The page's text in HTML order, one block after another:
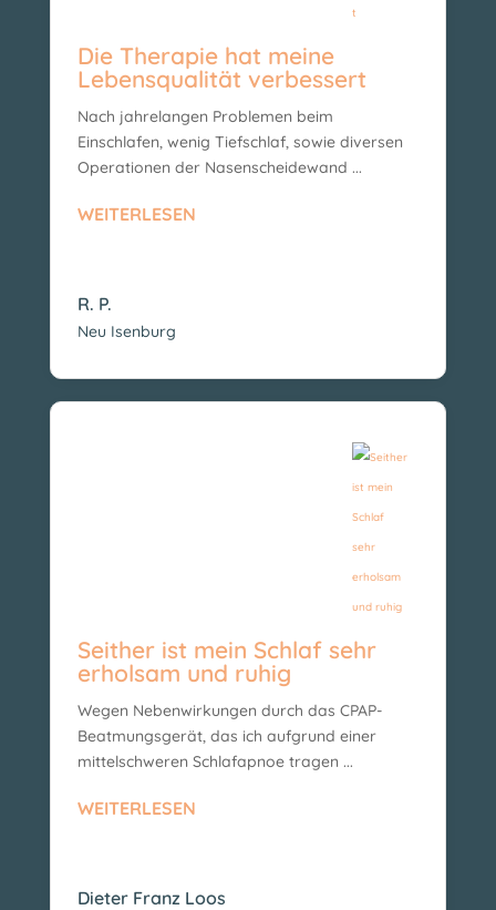
Die Therapie hat meine
Lebensqualität verbessert
Nach jahrelangen Problemen beim
Einschlafen, wenig Tiefschlaf, sowie diversen
Operationen der Nasenscheidewand ...
WEITERLESEN
R. P.
Neu Isenburg
Seither ist mein Schlaf sehr
erholsam und ruhig
Wegen Nebenwirkungen durch das CPAP-
Beatmungsgerät, das ich aufgrund einer
mittelschweren Schlafapnoe tragen ...
WEITERLESEN
Dieter Franz Loos